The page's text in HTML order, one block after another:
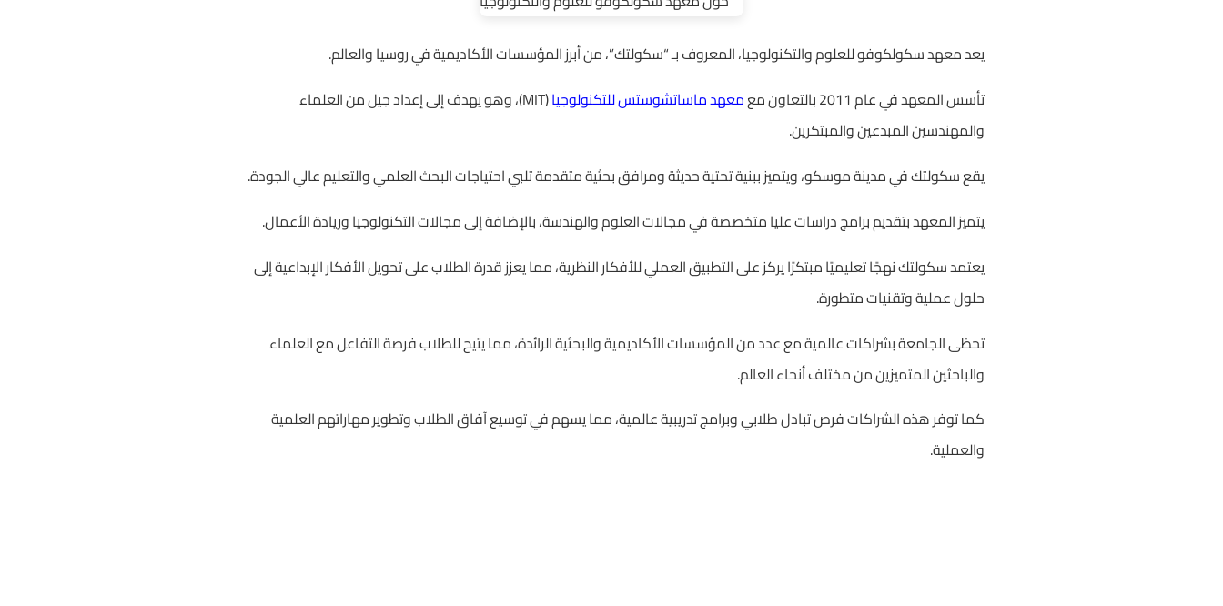
يعد معهد سكولكوفو للعلوم والتكنولوجيا، المعروف بـ “سكولتك”، من أبرز المؤسسات الأكاديمية في روسيا والعالم.
تأسس المعهد في عام 2011 بالتعاون مع
معهد ماساتشوستس للتكنولوجيا
(MIT)، وهو يهدف إلى إعداد جيل من العلماء
والمهندسين المبدعين والمبتكرين.
يقع سكولتك في مدينة موسكو، ويتميز ببنية تحتية حديثة ومرافق بحثية متقدمة تلبي احتياجات البحث العلمي والتعليم عالي الجودة.
يتميز المعهد بتقديم برامج دراسات عليا متخصصة في مجالات العلوم والهندسة، بالإضافة إلى مجالات التكنولوجيا وريادة الأعمال.
يعتمد سكولتك نهجًا تعليميًا مبتكرًا يركز على التطبيق العملي للأفكار النظرية، مما يعزز قدرة الطلاب على تحويل الأفكار الإبداعية إلى
حلول عملية وتقنيات متطورة.
تحظى الجامعة بشراكات عالمية مع عدد من المؤسسات الأكاديمية والبحثية الرائدة، مما يتيح للطلاب فرصة التفاعل مع العلماء
والباحثين المتميزين من مختلف أنحاء العالم.
كما توفر هذه الشراكات فرص تبادل طلابي وبرامج تدريبية عالمية، مما يسهم في توسيع آفاق الطلاب وتطوير مهاراتهم العلمية
والعملية.